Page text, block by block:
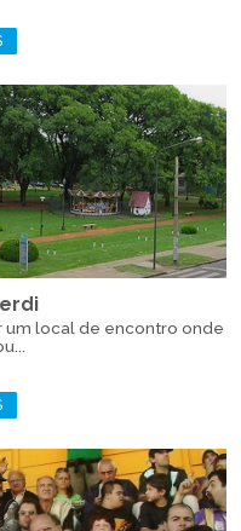
um local de encontro onde